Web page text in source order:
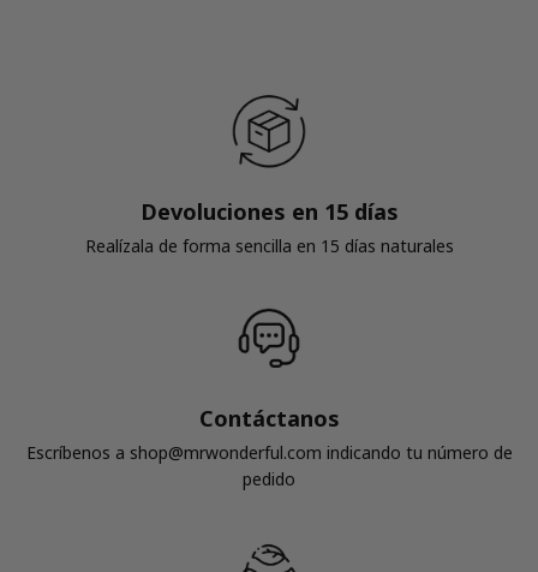
Devoluciones en 15 días
Realízala de forma sencilla en 15 días naturales
Contáctanos
Escríbenos a shop@mrwonderful.com indicando tu número de
pedido